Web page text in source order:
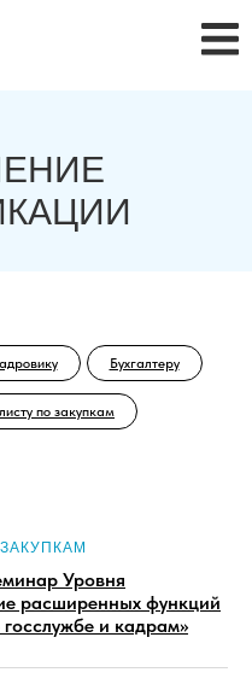
Бухгалтеру
по закупкам
Уровня
расширенных функций
и кадрам»